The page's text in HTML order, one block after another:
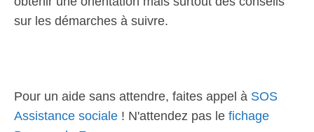
sur les démarches à suivre.
Pour un aide sans attendre, faites appel à SOS
Assistance sociale ! N'attendez pas le fichage